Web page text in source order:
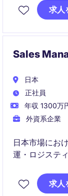
る売上目標（
求人
Sales
日本
正社員
年収 1300万
外資系企業
日本市場にお
運・ロジステ
す。新規およ
し、ビジネス
求人